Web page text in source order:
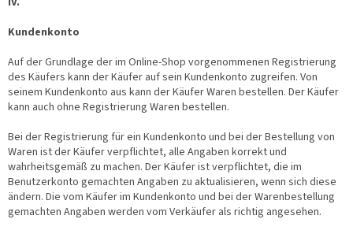
Kundenkonto
Auf der Grundlage der im Online-Shop vorgenommenen Registrierung
des Käufers kann der Käufer auf sein Kundenkonto zugreifen. Von
seinem Kundenkonto aus kann der Käufer Waren bestellen. Der Käufer
kann auch ohne Registrierung Waren bestellen.
Bei der Registrierung für ein Kundenkonto und bei der Bestellung von
Waren ist der Käufer verpflichtet, alle Angaben korrekt und
wahrheitsgemäß zu machen. Der Käufer ist verpflichtet, die im
Benutzerkonto gemachten Angaben zu aktualisieren, wenn sich diese
ändern. Die vom Käufer im Kundenkonto und bei der Warenbestellung
gemachten Angaben werden vom Verkäufer als richtig angesehen.